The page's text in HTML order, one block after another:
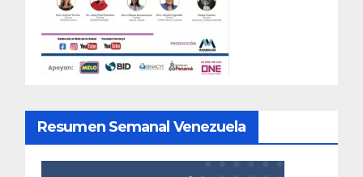
Resumen Semanal Venezuela